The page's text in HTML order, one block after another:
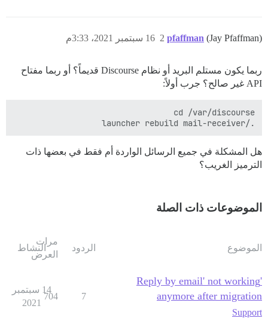
pfaffman (Jay Pfaffman) 16 سبتمبر 2021، 3:33م 2
ربما يكون مستلم البريد أو نظام Discourse قديماً؟ أو ربما مفتاح
API غير صالح؟ جرب أولاً:
./launcher rebuild mail-receiver
هل المشكلة في جميع الرسائل الواردة أم فقط في بعضها ذات
الترميز الغريب؟
الموضوعات ذات الصلة
الموضوع الردود
مرات
العرض
النشاط
'Reply by email' not working
anymore after migration
Support
7
704
14 سبتمبر
2021